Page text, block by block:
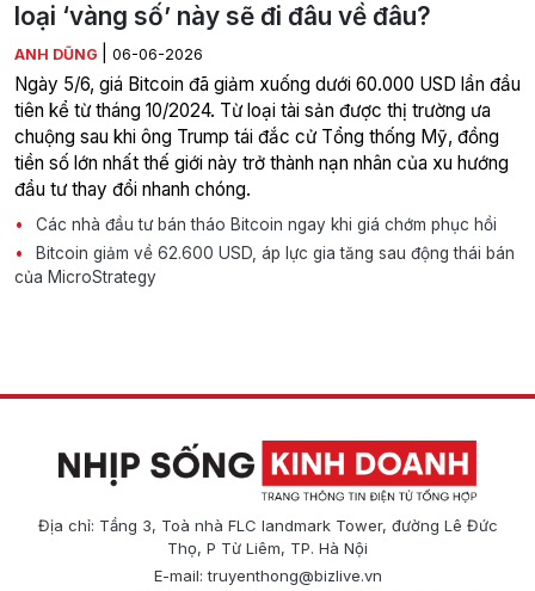
loại ‘vàng số’ này sẽ đi đâu về đâu?
ANH DŨNG 06-06-2026
Ngày 5/6, giá Bitcoin đã giảm xuống dưới 60.000 USD lần đầu
tiên kể từ tháng 10/2024. Từ loại tài sản được thị trường ưa
chuộng sau khi ông Trump tái đắc cử Tổng thống Mỹ, đồng
tiền số lớn nhất thế giới này trở thành nạn nhân của xu hướng
đầu tư thay đổi nhanh chóng.
Các nhà đầu tư bán tháo Bitcoin ngay khi giá chớm phục hồi
Bitcoin giảm về 62.600 USD, áp lực gia tăng sau động thái bán
của MicroStrategy
Địa chỉ: Tầng 3, Toà nhà FLC landmark Tower, đường Lê Đức
Thọ, P Từ Liêm, TP. Hà Nội
E-mail:truyenthong@bizlive.vn